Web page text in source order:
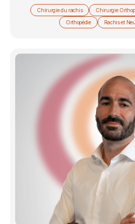
Chirurgie du rachis
Chirurgie
Orthopédie
Rachis et